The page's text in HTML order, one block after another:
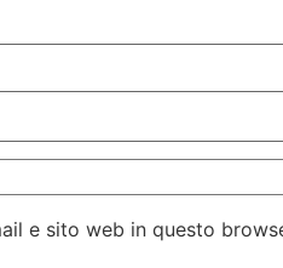
e sito web in questo